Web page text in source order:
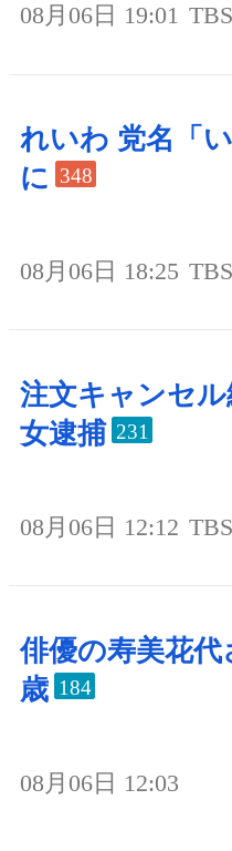
08月06日 19:01
れいわ 党名「
に 348
08月06日 18:25
注文キャンセル
女逮捕 231
08月06日 12:12
俳優の寿美花代
歳 184
08月06日 12:03